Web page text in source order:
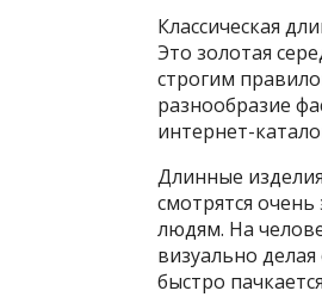
Классическая
Это золотая
строгим
разнообразие
интернет-
Длинные
смотрятся
людям. На
визуально
быстро